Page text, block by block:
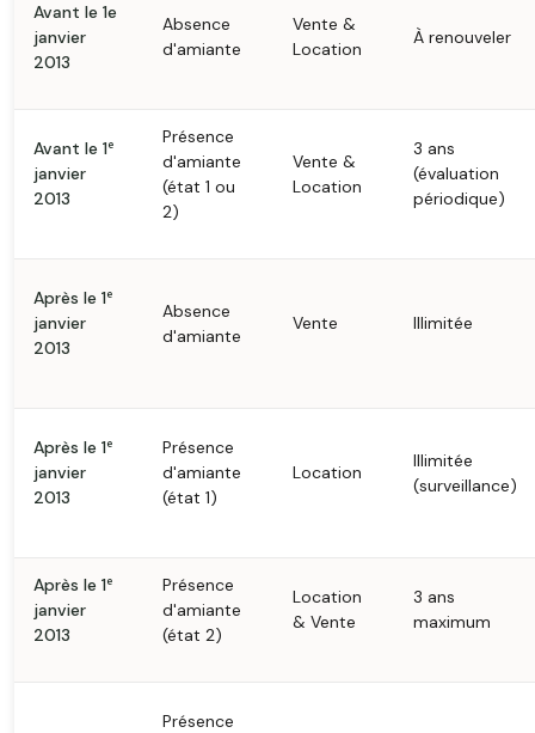
Avant le 1e
janvier
2013
Absence
d'amiante
Vente &
Location
À renouveler
Avant le 1ᵉ
janvier
2013
Présence
d'amiante
(état 1 ou
2)
Vente &
Location
3 ans
(évaluation
périodique)
Après le 1ᵉ
janvier
2013
Absence
d'amiante
Vente Illimitée
Après le 1ᵉ
janvier
2013
Présence
d'amiante
(état 1)
Location
Illimitée
(surveillance)
Après le 1ᵉ
janvier
2013
Présence
d'amiante
(état 2)
Location
& Vente
3 ans
maximum
Présence